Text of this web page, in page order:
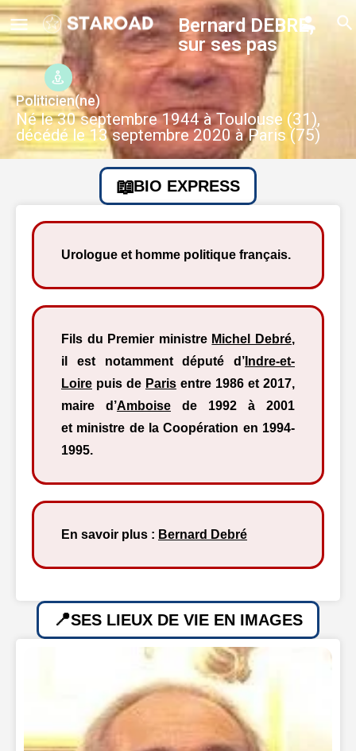
Bernard DEBRE,
sur ses pas
Politicien(ne)
Né le 30 septembre 1944 à Toulouse (31),
décédé le 13 septembre 2020 à Paris (75)
BIO EXPRESS
Urologue et homme politique français.
Fils du Premier ministre Michel Debré,
il est notamment député d’ Indre-et-
Loire puis de Paris entre 1986 et 2017,
maire d’Amboise de 1992 à 2001
et ministre de la Coopération en 1994-
1995.
En savoir plus : Bernard Debré
SES LIEUX DE VIE EN IMAGES